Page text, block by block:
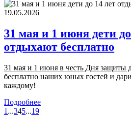
19.05.2026
31 мая и 1 июня дети
отдыхают бесплатно
31 мая и 1 июня в честь Дня защиты
бесплатно наших юных гостей и
каждому!
Подробнее
1 ...345...19